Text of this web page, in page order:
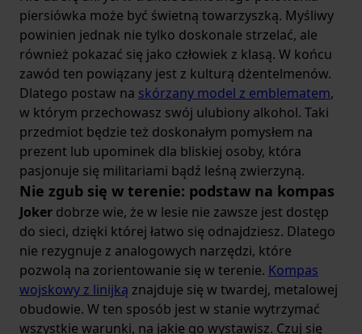
piersiówka może być świetną towarzyszką. Myśliwy
powinien jednak nie tylko doskonale strzelać, ale
również pokazać się jako człowiek z klasą. W końcu
zawód ten powiązany jest z kulturą dżentelmenów.
Dlatego postaw na skórzany model z emblematem,
w którym przechowasz swój ulubiony alkohol. Taki
przedmiot będzie też doskonałym pomysłem na
prezent lub upominek dla bliskiej osoby, która
pasjonuje się militariami bądź leśną zwierzyną.
Nie zgub się w terenie: podstaw na kompas
Joker dobrze wie, że w lesie nie zawsze jest dostęp
do sieci, dzięki której łatwo się odnajdziesz. Dlatego
nie rezygnuje z analogowych narzędzi, które
pozwolą na zorientowanie się w terenie. Kompas
wojskowy z linijką znajduje się w twardej, metalowej
obudowie. W ten sposób jest w stanie wytrzymać
wszystkie warunki, na jakie go wystawisz. Czuj się